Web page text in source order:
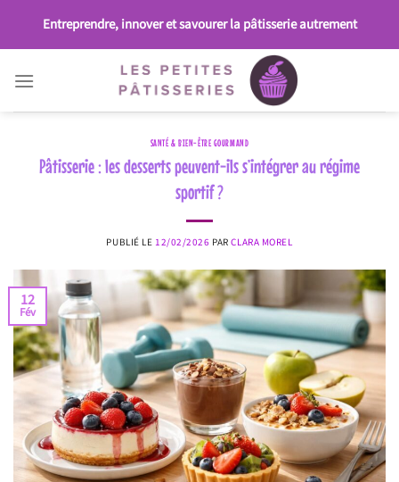
contenu
Entreprendre, innover et savourer la pâtisserie autrement
SANTÉ & BIEN-ÊTRE GOURMAND
Pâtisserie : les desserts peuvent-ils s’intégrer au régime
sportif ?
PUBLIÉ LE 12/02/2026 PARCLARA MOREL
12
Fév